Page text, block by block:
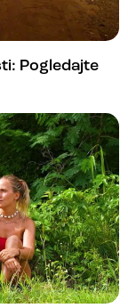
Pogledajte